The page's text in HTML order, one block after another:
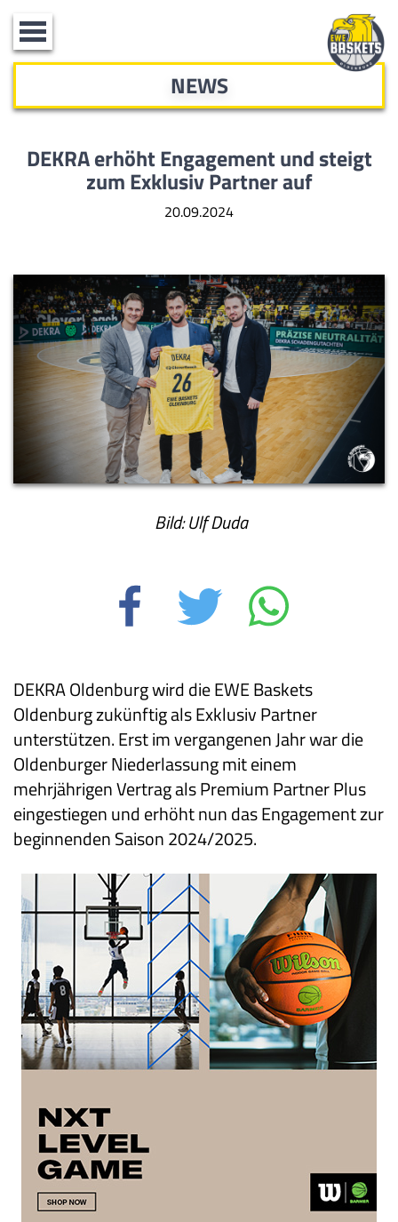
Toggle
navigation
NEWS
DEKRA erhöht Engagement und steigt
zum Exklusiv Partner auf
20.09.2024
Bild: Ulf Duda
DEKRA Oldenburg wird die EWE Baskets
Oldenburg zukünftig als Exklusiv Partner
unterstützen. Erst im vergangenen Jahr war die
Oldenburger Niederlassung mit einem
mehrjährigen Vertrag als Premium Partner Plus
eingestiegen und erhöht nun das Engagement zur
beginnenden Saison 2024/2025.